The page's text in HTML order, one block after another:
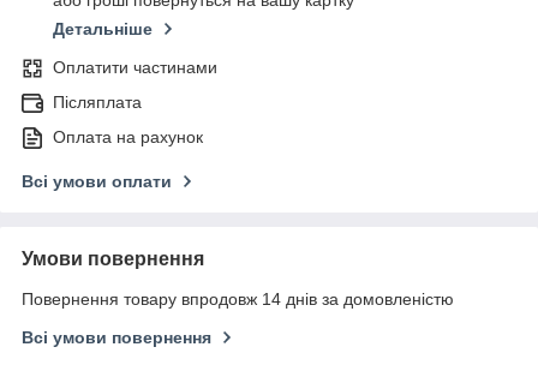
Детальніше
Оплатити частинами
Післяплата
Оплата на рахунок
Всі умови оплати
Умови повернення
Повернення товару впродовж 14 днів за домовленістю
Всі умови повернення